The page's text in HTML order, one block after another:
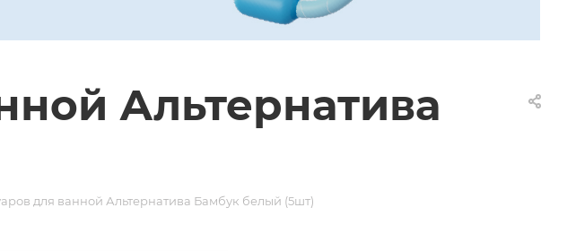
Альтернатива
для ванной Альтернатива Бамбук белый (5шт)